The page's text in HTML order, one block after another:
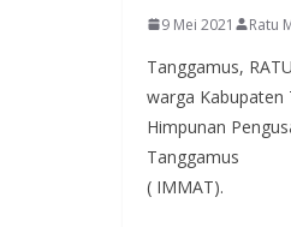
9 Mei 2021 Ratu
Tanggamus,
warga Kabupaten
Himpunan
Tanggamus
( IMMAT).